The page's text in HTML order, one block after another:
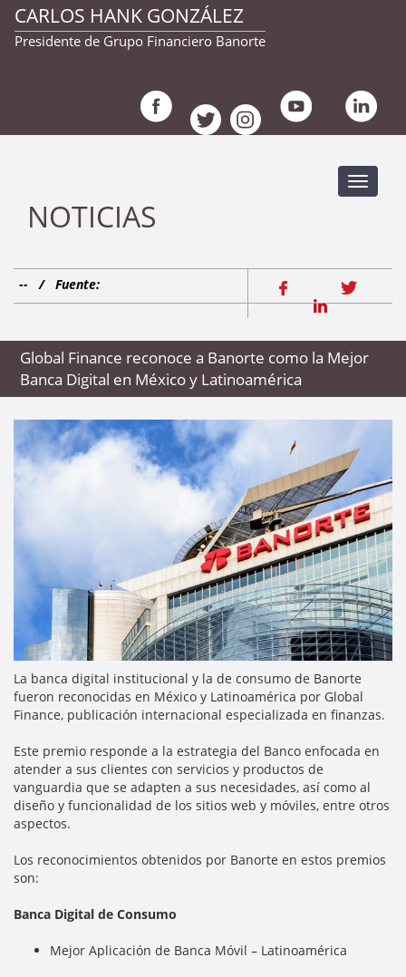
CARLOS HANK GONZÁLEZ
Presidente de Grupo Financiero Banorte
NOTICIAS
-- / Fuente:
Global Finance reconoce a Banorte como la Mejor
Banca Digital en México y Latinoamérica
La banca digital institucional y la de consumo de Banorte
fueron reconocidas en México y Latinoamérica por Global
Finance, publicación internacional especializada en finanzas.
Este premio responde a la estrategia del Banco enfocada en
atender a sus clientes con servicios y productos de
vanguardia que se adapten a sus necesidades, así como al
diseño y funcionalidad de los sitios web y móviles, entre otros
aspectos.
Los reconocimientos obtenidos por Banorte en estos premios
son:
Banca Digital de Consumo
Mejor Aplicación de Banca Móvil – Latinoamérica